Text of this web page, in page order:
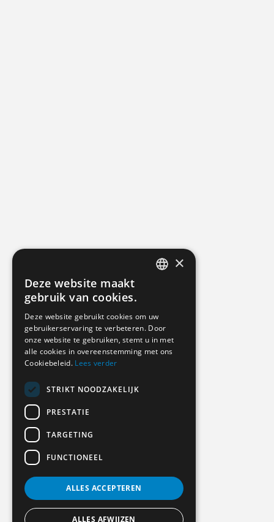
ENGLISH
×
Deze website maakt
gebruik van cookies.
Deze website gebruikt cookies om uw
gebruikerservaring te verbeteren. Door
onze website te gebruiken, stemt u in met
alle cookies in overeenstemming met ons
Cookiebeleid. Lees verder
STRIKT NOODZAKELIJK
PRESTATIE
TARGETING
FUNCTIONEEL
ALLES ACCEPTEREN
ALLES AFWIJZEN